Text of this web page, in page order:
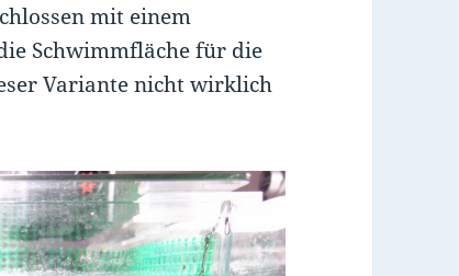
mit einem
Schwimmfläche für die
Variante nicht wirklich